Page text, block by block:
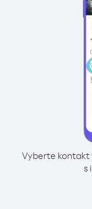
Vyberte kontakt
s